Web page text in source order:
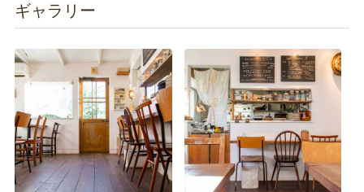
ギャラリー